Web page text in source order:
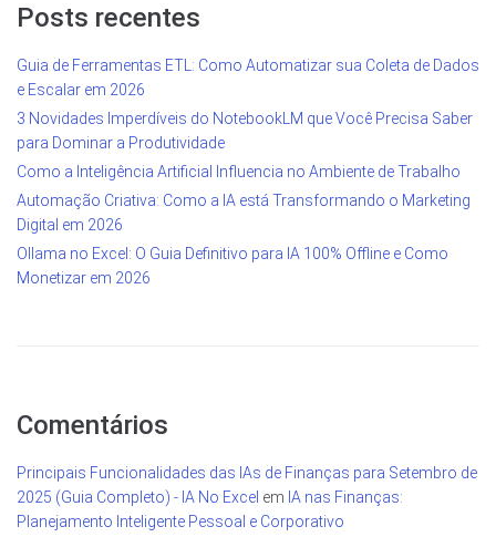
Posts recentes
Guia de Ferramentas ETL: Como Automatizar sua Coleta de Dados
e Escalar em 2026
3 Novidades Imperdíveis do NotebookLM que Você Precisa Saber
para Dominar a Produtividade
Como a Inteligência Artificial Influencia no Ambiente de Trabalho
Automação Criativa: Como a IA está Transformando o Marketing
Digital em 2026
Ollama no Excel: O Guia Definitivo para IA 100% Offline e Como
Monetizar em 2026
Comentários
Principais Funcionalidades das IAs de Finanças para Setembro de
2025 (Guia Completo) - IA No Excel em IA nas Finanças:
Planejamento Inteligente Pessoal e Corporativo